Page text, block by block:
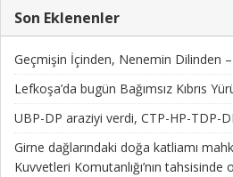
Son Eklenenler
Geçmişin İçinden, Nenemin Dilinden –
Lefkoşa’da bugün Bağımsız Kıbrıs
UBP-DP araziyi verdi, CTP-HP-TDP-
Girne dağlarındaki doğa katliamı
Kuvvetleri Komutanlığı’nın